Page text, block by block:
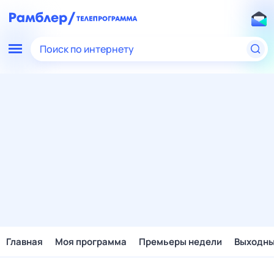
Поиск по интернету
Главная Моя программа Премьеры недели